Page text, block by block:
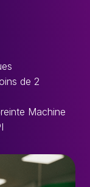
de 2
Machine